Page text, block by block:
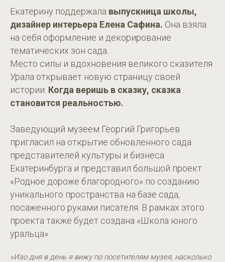
Екатерину поддержала выпускница школы,
дизайнер интерьера Елена Сафина. Она взяла
на себя оформление и декорирование
тематических зон сада.
Место силы и вдохновения великого сказителя
Урала открывает новую страницу своей
истории. Когда веришь в сказку, сказка
становится реальностью.
Заведующий музеем Георгий Григорьев
пригласил на открытие обновленного сада
представителей культуры и бизнеса
Екатеринбурга и представил большой проект
«Родное дороже благородного» по созданию
уникального пространства на базе сада,
посаженного руками писателя. В рамках этого
проекта также будет создана «Школа юного
уральца».
«Изо дня в день я вижу по посетителям музея, насколько